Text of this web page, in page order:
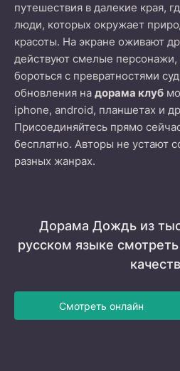
путешествия в далекие края,
люди, которых окружает
красоты. На экране оживают
действуют смелые
бороться с превратностями
обновления на дорама клуб
iphone, android, планшетах и
Присоединяйтесь прямо
бесплатно. Авторы не устают
разных жанрах.
Дорама Дождь из
русском языке
Смотреть онлайн